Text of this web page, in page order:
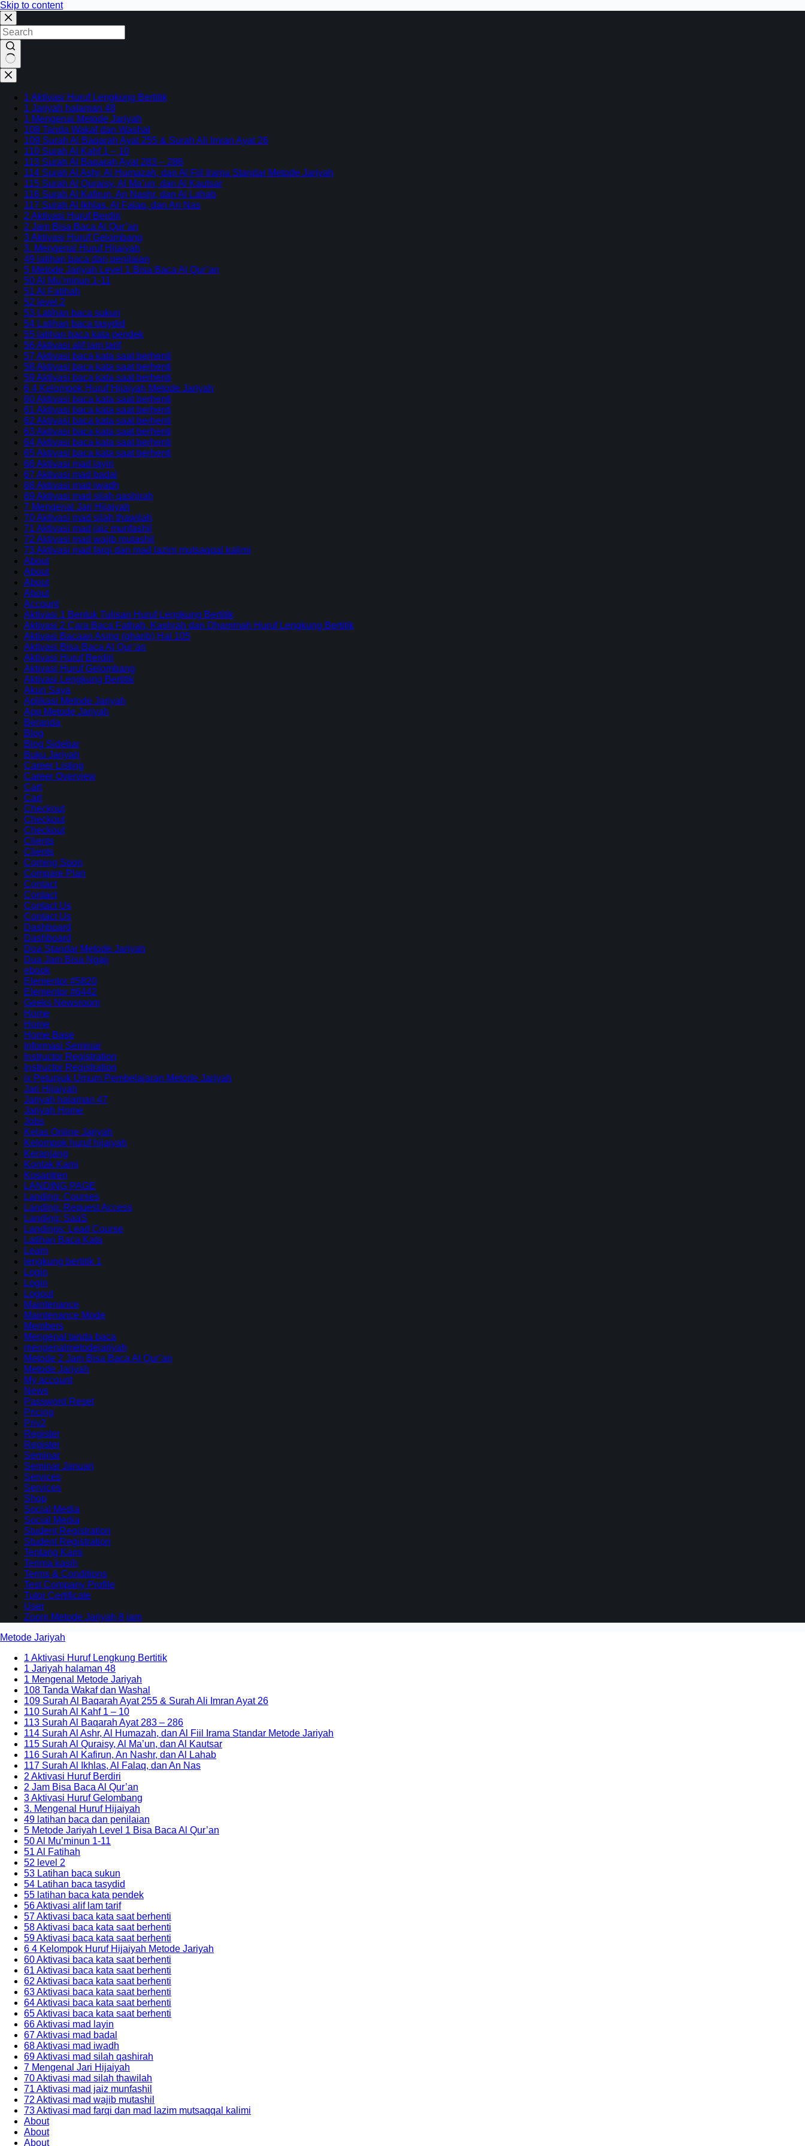
Skip to content
No
results
1 Aktivasi Huruf Lengkung Bertitik
1 Jariyah halaman 48
1 Mengenal Metode Jariyah
108 Tanda Wakaf dan Washal
109 Surah Al Baqarah Ayat 255 & Surah Ali Imran Ayat 26
110 Surah Al Kahf 1 – 10
113 Surah Al Baqarah Ayat 283 – 286
114 Surah Al Ashr, Al Humazah, dan Al Fiil Irama Standar Metode Jariyah
115 Surah Al Quraisy, Al Ma’un, dan Al Kautsar
116 Surah Al Kafirun, An Nashr, dan Al Lahab
117 Surah Al Ikhlas, Al Falaq, dan An Nas
2 Aktivasi Huruf Berdiri
2 Jam Bisa Baca Al Qur’an
3 Aktivasi Huruf Gelombang
3. Mengenal Huruf Hijaiyah
49 latihan baca dan penilaian
5 Metode Jariyah Level 1 Bisa Baca Al Qur’an
50 Al Mu’minun 1-11
51 Al Fatihah
52 level 2
53 Latihan baca sukun
54 Latihan baca tasydid
55 latihan baca kata pendek
56 Aktivasi alif lam tarif
57 Aktivasi baca kata saat berhenti
58 Aktivasi baca kata saat berhenti
59 Aktivasi baca kata saat berhenti
6 4 Kelompok Huruf Hijaiyah Metode Jariyah
60 Aktivasi baca kata saat berhenti
61 Aktivasi baca kata saat berhenti
62 Aktivasi baca kata saat berhenti
63 Aktivasi baca kata saat berhenti
64 Aktivasi baca kata saat berhenti
65 Aktivasi baca kata saat berhenti
66 Aktivasi mad layin
67 Aktivasi mad badal
68 Aktivasi mad iwadh
69 Aktivasi mad silah qashirah
7 Mengenal Jari Hijaiyah
70 Aktivasi mad silah thawilah
71 Aktivasi mad jaiz munfashil
72 Aktivasi mad wajib mutashil
73 Aktivasi mad farqi dan mad lazim mutsaqqal kalimi
About
About
About
About
Account
Aktivasi 1 Bentuk Tulisan Huruf Lengkung Bertitik
Aktivasi 2 Cara Baca Fathah, Kashrah dan Dhammah Huruf Lengkung Bertitik
Aktivasi Bacaan Asing (gharib) Hal 105
Aktivasi Bisa Baca Al Qur’an
Aktivasi Huruf Berdiri
Aktivasi Huruf Gelombang
Aktivasi Lengkung Bertitik
Akun Saya
Aplikasi Metode Jariyah
App Metode Jariyah
Beranda
Blog
Blog Sidebar
Buku Jariyah
Career Listing
Career Overview
Cart
Cart
Checkout
Checkout
Checkout
Clients
Clients
Coming Soon
Compare Plan
Contact
Contact
Contact Us
Contact Us
Dashboard
Dashboard
Doa Standar Metode Jariyah
Dua Jam Bisa Ngaji
ebook
Elementor #5820
Elementor #6442
Geeks Newsroom
Home
Home
Home Base
Informasi Seminar
Instructor Registration
Instructor Registration
ix Petunjuk Umum Pembelajaran Metode Jariyah
Jari Hijaiyah
Jariyah halaman 47
Jariyah Home
Jobs
Kelas Online Jariyah
Kelompok huruf hijaiyah
Keranjang
Kontak Kami
Kosantren
LANDING PAGE
Landing: Courses
Landing: Request Access
Landing: SaaS
Landings: Lead Course
Latihan Baca Kata
Learn
lengkung bertitik 1
Login
Login
Logout
Maintenance
Maintenance Mode
Members
Mengenal tanda baca
mengenalmetodejariyah
Metode 2 Jam Bisa Baca Al Qur’an
Metode Jariyah
My account
News
Password Reset
Pricing
Priv2
Register
Register
Seminar
Seminar Januari
Services
Services
Shop
Social Media
Social Media
Student Registration
Student Registration
Tentang Kami
Terima kasih
Terms & Conditions
Test Company Profile
Tutor Certificate
User
Zoom Metode Jariyah 8 jam
Metode Jariyah
1 Aktivasi Huruf Lengkung Bertitik
1 Jariyah halaman 48
1 Mengenal Metode Jariyah
108 Tanda Wakaf dan Washal
109 Surah Al Baqarah Ayat 255 & Surah Ali Imran Ayat 26
110 Surah Al Kahf 1 – 10
113 Surah Al Baqarah Ayat 283 – 286
114 Surah Al Ashr, Al Humazah, dan Al Fiil Irama Standar Metode Jariyah
115 Surah Al Quraisy, Al Ma’un, dan Al Kautsar
116 Surah Al Kafirun, An Nashr, dan Al Lahab
117 Surah Al Ikhlas, Al Falaq, dan An Nas
2 Aktivasi Huruf Berdiri
2 Jam Bisa Baca Al Qur’an
3 Aktivasi Huruf Gelombang
3. Mengenal Huruf Hijaiyah
49 latihan baca dan penilaian
5 Metode Jariyah Level 1 Bisa Baca Al Qur’an
50 Al Mu’minun 1-11
51 Al Fatihah
52 level 2
53 Latihan baca sukun
54 Latihan baca tasydid
55 latihan baca kata pendek
56 Aktivasi alif lam tarif
57 Aktivasi baca kata saat berhenti
58 Aktivasi baca kata saat berhenti
59 Aktivasi baca kata saat berhenti
6 4 Kelompok Huruf Hijaiyah Metode Jariyah
60 Aktivasi baca kata saat berhenti
61 Aktivasi baca kata saat berhenti
62 Aktivasi baca kata saat berhenti
63 Aktivasi baca kata saat berhenti
64 Aktivasi baca kata saat berhenti
65 Aktivasi baca kata saat berhenti
66 Aktivasi mad layin
67 Aktivasi mad badal
68 Aktivasi mad iwadh
69 Aktivasi mad silah qashirah
7 Mengenal Jari Hijaiyah
70 Aktivasi mad silah thawilah
71 Aktivasi mad jaiz munfashil
72 Aktivasi mad wajib mutashil
73 Aktivasi mad farqi dan mad lazim mutsaqqal kalimi
About
About
About